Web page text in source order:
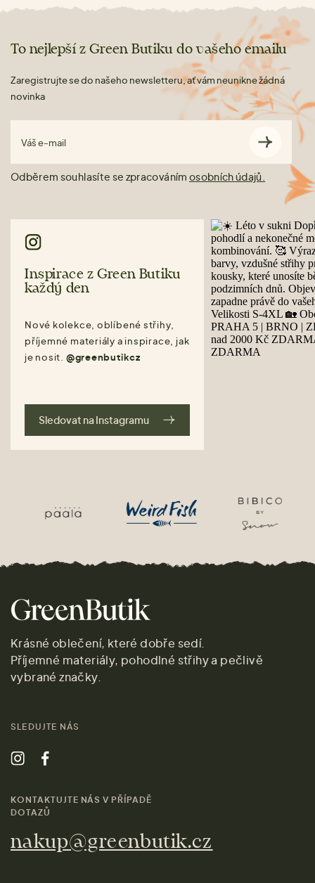
To nejlepší z Green Butiku do vašeho emailu
Zaregistrujte se do našeho newsletteru, ať vám neunikne žádná
novinka
Váš e-mail
Odběrem souhlasíte se zpracováním osobních údajů.
Inspirace z Green Butiku
každý den
Nové kolekce, oblíbené střihy,
příjemné materiály a inspirace, jak
je nosit. @greenbutikcz
Sledovat na Instagramu
Krásné oblečení, které dobře sedí.
Příjemné materiály, pohodlné střihy a pečlivě
vybrané značky.
SLEDUJTE NÁS
KONTAKTUJTE NÁS V PŘÍPADĚ
DOTAZŮ
nakup@greenbutik.cz